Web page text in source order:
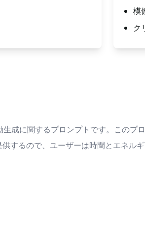
模
ク
成に関するプロンプトです。この
するので、ユーザーは時間とエネルギ